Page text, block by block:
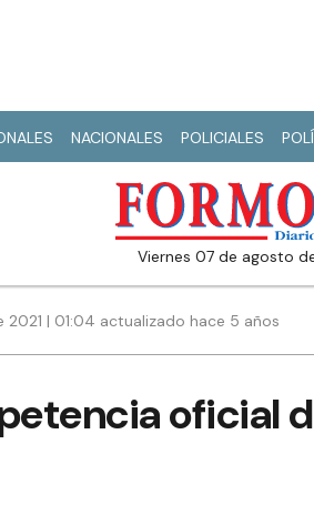
NACIONALES POLICIALES
viernes 07 de agosto
| 01:04 actualizado hace 5 años
oficial